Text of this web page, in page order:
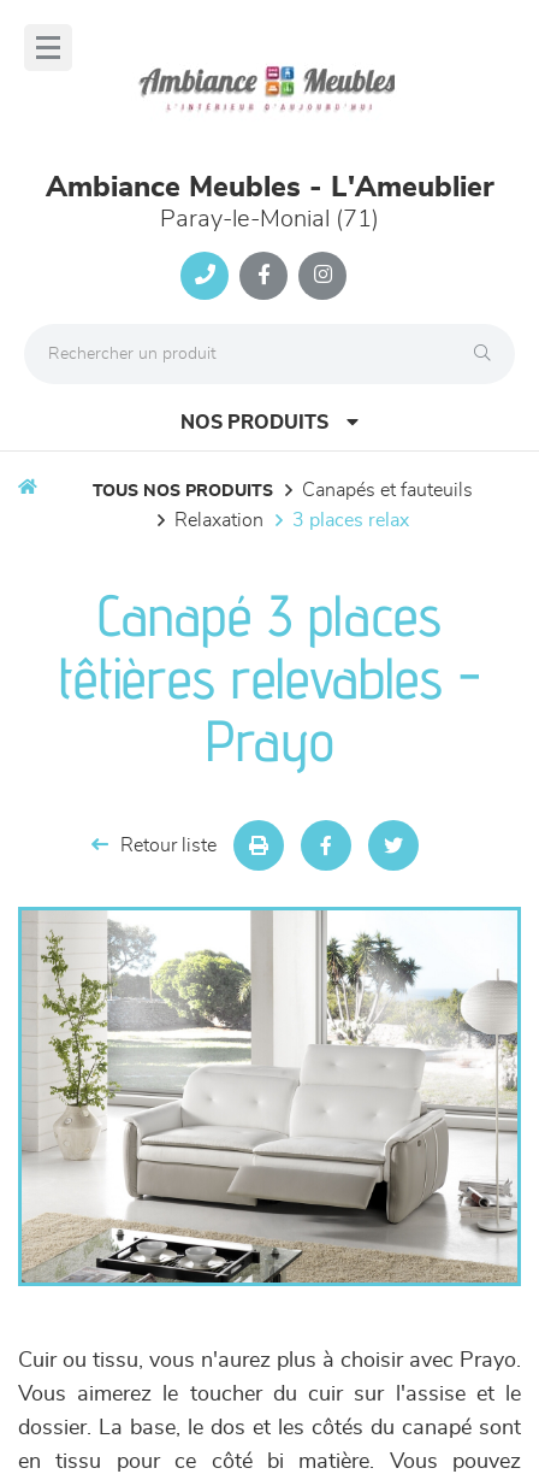
Ambiance Meubles - L'Ameublier
Paray-le-Monial (71)
NOS PRODUITS
séjours
meubles de complément
chambres et dressing
TOUS NOS PRODUITS
canapés et fauteuils
relaxation
3 places relax
Canapé 3 places
têtières relevables -
Prayo
Retour liste
Cuir ou tissu, vous n'aurez plus à choisir avec Prayo.
Vous aimerez le toucher du cuir sur l'assise et le
dossier. La base, le dos et les côtés du canapé sont
en tissu pour ce côté bi matière. Vous pouvez